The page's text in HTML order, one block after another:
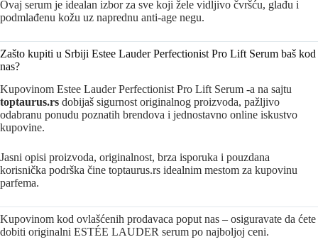
Ovaj serum je idealan izbor za sve koji žele vidljivo čvršću, glađu i
podmlađenu kožu uz naprednu anti-age negu.
Zašto kupiti u Srbiji Estee Lauder Perfectionist Pro Lift Serum baš kod
nas?
Kupovinom Estee Lauder Perfectionist Pro Lift Serum -a na sajtu
toptaurus.rs dobijaš sigurnost originalnog proizvoda, pažljivo
odabranu ponudu poznatih brendova i jednostavno online iskustvo
kupovine.
Jasni opisi proizvoda, originalnost, brza isporuka i pouzdana
korisnička podrška čine toptaurus.rs idealnim mestom za kupovinu
parfema.
Kupovinom kod ovlašćenih prodavaca poput nas – osiguravate da ćete
dobiti originalni ESTÉE LAUDER serum po najboljoj ceni.